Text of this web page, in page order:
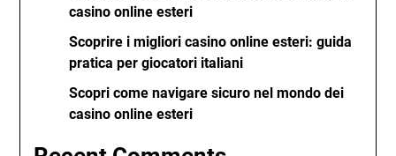
casino online esteri
Scoprire i migliori casino online esteri: guida
pratica per giocatori italiani
Scopri come navigare sicuro nel mondo dei
casino online esteri